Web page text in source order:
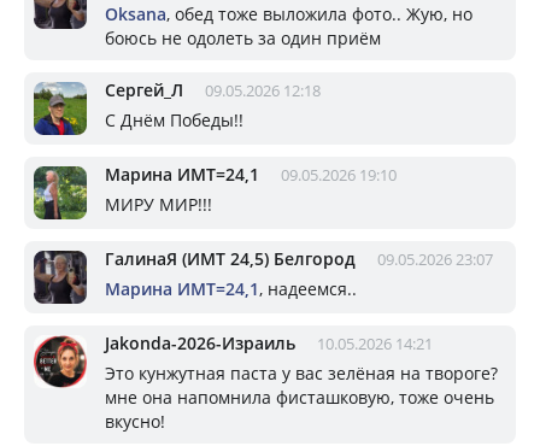
Oksana, обед тоже выложила фото.. Жую, но
боюсь не одолеть за один приём
Сергей_Л 09.05.2026 12:18
С Днём Победы!!
Марина ИМТ=24,1 09.05.2026 19:10
МИРУ МИР!!!
ГалинаЯ (ИМТ 24,5) Белгород 09.05.2026 23:07
Марина ИМТ=24,1, надеемся..
Jakonda-2026-Израиль 10.05.2026 14:21
Это кунжутная паста у вас зелёная на твороге?
мне она напомнила фисташковую, тоже очень
вкусно!